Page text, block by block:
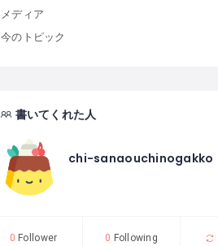
メディア
今のトピック
書いてくれた人
chi-sanaouchinogakko
0 Follower 0 Following